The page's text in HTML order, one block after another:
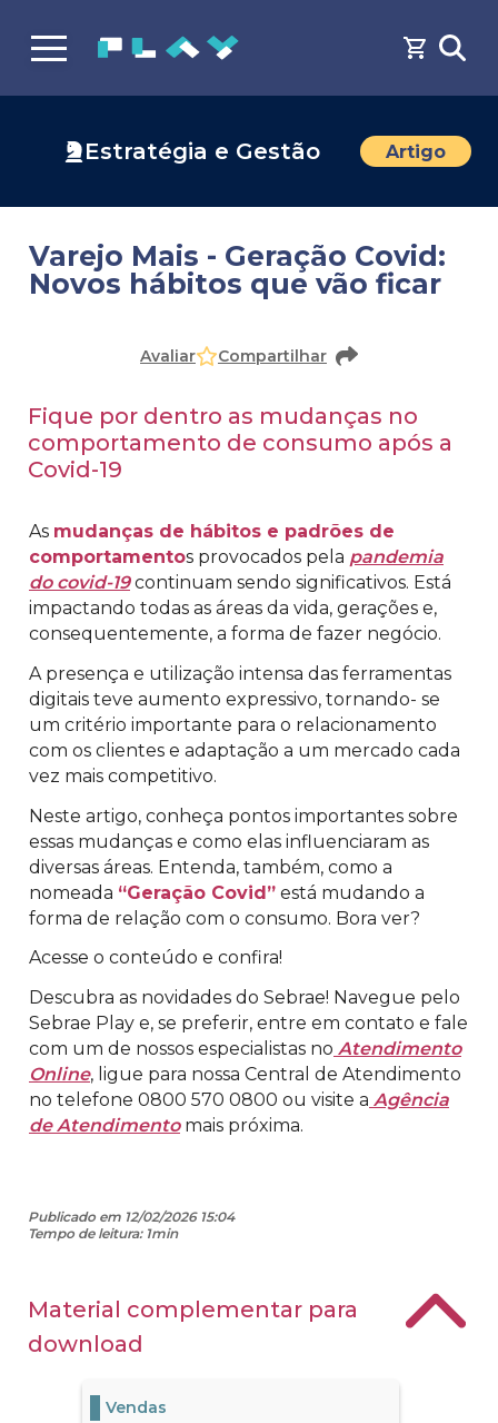
Estratégia e Gestão Artigo
Varejo Mais - Geração Covid:
Novos hábitos que vão ficar
Avaliar Compartilhar
Fique por dentro as mudanças no
comportamento de consumo após a
Covid-19
As mudanças de hábitos e padrões de
comportamentos provocados pela pandemia
do covid-19continuam sendo significativos. Está
impactando todas as áreas da vida, gerações e,
consequentemente, a forma de fazer negócio.
A presença e utilização intensa das ferramentas
digitais teve aumento expressivo, tornando- se
um critério importante para o relacionamento
com os clientes e adaptação a um mercado cada
vez mais competitivo.
Neste artigo, conheça pontos importantes sobre
essas mudanças e como elas influenciaram as
diversas áreas. Entenda, também, como a
nomeada “Geração Covid” está mudando a
forma de relação com o consumo. Bora ver?
Acesse o conteúdo e confira!
Descubra as novidades do Sebrae! Navegue pelo
Sebrae Play e, se preferir, entre em contato e fale
com um de nossos especialistas no Atendimento
Online, ligue para nossa Central de Atendimento
no telefone 0800 570 0800 ou visite a Agência
de Atendimentomais próxima.
Publicado em 12/02/2026 15:04
Tempo de leitura: 1min
Material complementar para
download
Vendas